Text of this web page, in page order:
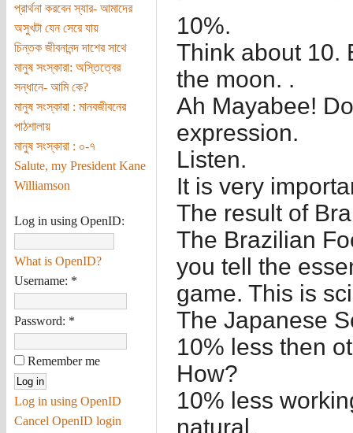
প্রার্থনা করবেন স্যার- আমাদের
অসুখটা যেন সেরে যায়
চিন্তক জীবনানন্দ দাশের সাথে
মানুষ সংস্কারা: অস্তিত্বের
সন্ধানে- আমি কে?
মানুষ সংস্কারা : মানবজীবনের
পাঠশালায়
মানুষ সংস্কারা : ০-৭
Salute, my President Kane
Williamson
Log in using OpenID:
What is OpenID?
Username: *
Password: *
Remember me
Log in using OpenID
Cancel OpenID login
10%.
Think about 10.
the moon. .
Ah Mayabee!
expression.
Listen.
It is very
The result of
The Brazilian
you tell the
game. This is
The Japanese
10% less then
How?
10% less
natural.